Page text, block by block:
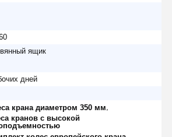
ящик
дней
крана диаметром 350 мм
кранов с высокой